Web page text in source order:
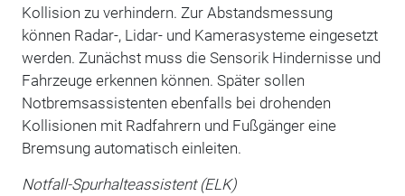
Kollision zu verhindern. Zur Abstandsmessung
können Radar-, Lidar- und Kamerasysteme eingesetzt
werden. Zunächst muss die Sensorik Hindernisse und
Fahrzeuge erkennen können. Später sollen
Notbremsassistenten ebenfalls bei drohenden
Kollisionen mit Radfahrern und Fußgänger eine
Bremsung automatisch einleiten.
Notfall-Spurhalteassistent (ELK)